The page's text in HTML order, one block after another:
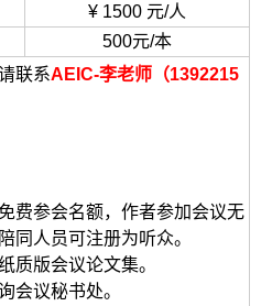
¥ 1500 元/人
500元/本
联系AEIC-李老师（1392215
费参会名额，作者参加会议无
同人员可注册为听众。
质版会议论文集。
会议秘书处。